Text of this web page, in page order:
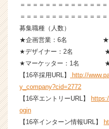
活
サ
ャ
リ
ア
h
＝＝＝＝＝＝＝＝＝＝＝＝＝
＝＝＝＝＝＝＝＝＝＝＝＝＝＝
募集職種（人数）
★企画営業：6名 ★エ
★デザイナー：2名 ★事
★マーケッター：1名 ★
【16卒採用URL】
http://
y_company?cid=2772
【16卒エントリーURL】
ogin
【16卒インターン情報URL】